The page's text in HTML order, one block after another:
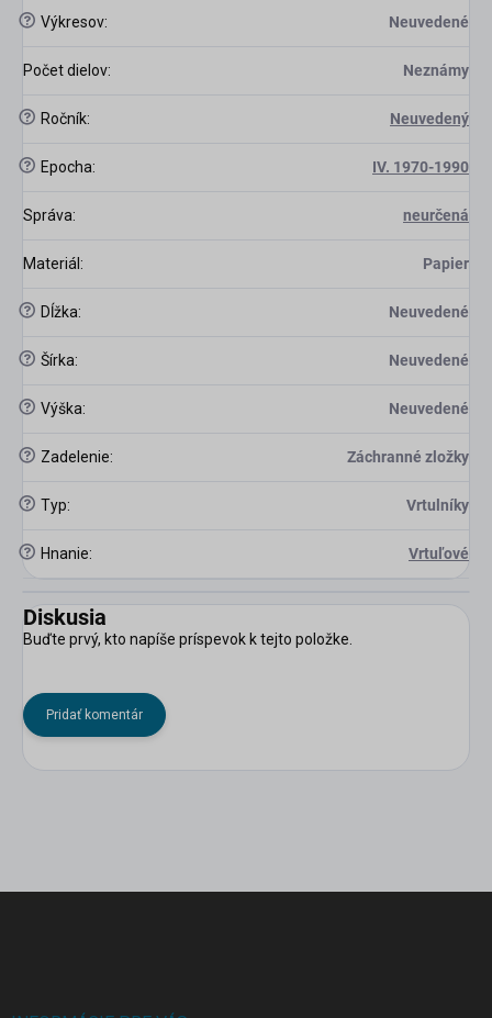
? Výkresov: Neuvedené
Počet dielov: Neznámy
? Ročník: Neuvedený
? Epocha: IV. 1970-1990
Správa: neurčená
Materiál : Papier
? Dĺžka: Neuvedené
? Šírka: Neuvedené
? Výška: Neuvedené
? Zadelenie: Záchranné zložky
? Typ: Vrtulníky
? Hnanie: Vrtuľové
Diskusia
Buďte prvý, kto napíše príspevok k tejto položke.
Pridať komentár